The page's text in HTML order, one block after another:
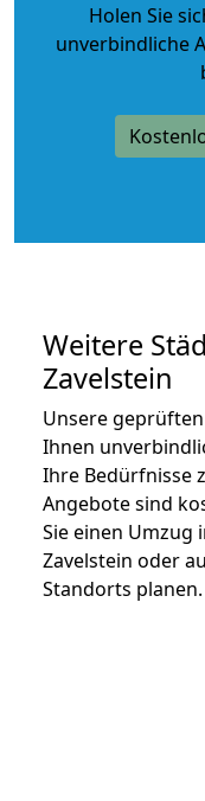
Holen Sie
unverbindliche
Weitere
Zavelstein
Unsere
Ihnen
Ihre Bedürfnisse
Angebote sind
Sie einen Umzug
Zavelstein oder
Standorts planen.